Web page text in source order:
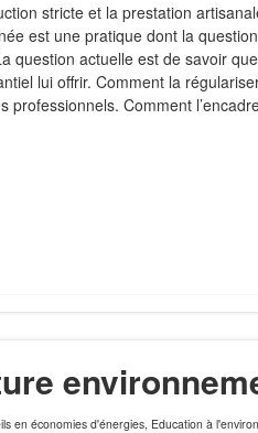
stricte et la prestation
est une pratique dont la
question actuelle est de savoir
lui offrir. Comment la
professionnels. Comment
en économies d'énergies, Education à